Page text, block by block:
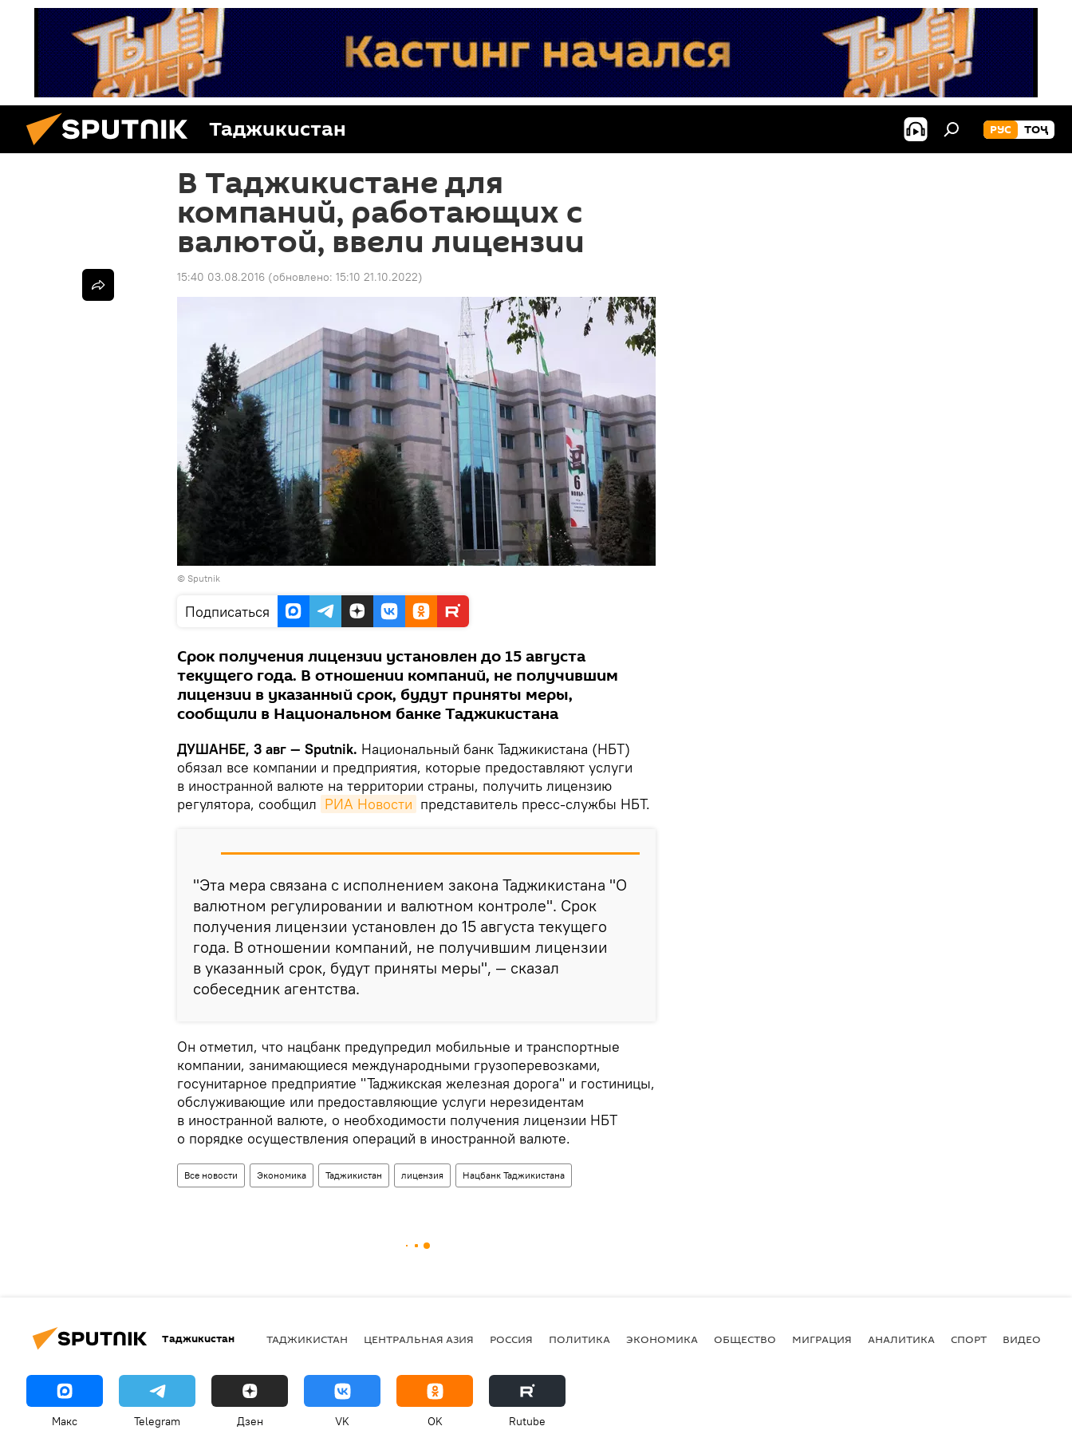
Таджикистан РУС ТОҶ
В Таджикистане для
компаний, работающих с
валютой, ввели лицензии
15:40 03.08.2016 (обновлено: 15:10 21.10.2022)
© Sputnik
Подписаться
Срок получения лицензии установлен до 15 августа
текущего года. В отношении компаний, не получившим
лицензии в указанный срок, будут приняты меры,
сообщили в Национальном банке Таджикистана
ДУШАНБЕ, 3 авг — Sputnik. Национальный банк Таджикистана (НБТ)
обязал все компании и предприятия, которые предоставляют услуги
в иностранной валюте на территории страны, получить лицензию
регулятора, сообщил РИА Новости представитель пресс-службы НБТ.
"Эта мера связана с исполнением закона Таджикистана "О
валютном регулировании и валютном контроле". Срок
получения лицензии установлен до 15 августа текущего
года. В отношении компаний, не получившим лицензии
в указанный срок, будут приняты меры", — сказал
собеседник агентства.
Он отметил, что нацбанк предупредил мобильные и транспортные
компании, занимающиеся международными грузоперевозками,
госунитарное предприятие "Таджикская железная дорога" и гостиницы,
обслуживающие или предоставляющие услуги нерезидентам
в иностранной валюте, о необходимости получения лицензии НБТ
о порядке осуществления операций в иностранной валюте.
Все новости Экономика Таджикистан лицензия Нацбанк Таджикистана
Таджикистан ТАДЖИКИСТАН ЦЕНТРАЛЬНАЯ АЗИЯ РОССИЯ ПОЛИТИКА ЭКОНОМИКА ОБЩЕСТВО МИГРАЦИЯ АНАЛИТИКА СПОРТ ВИДЕО
Макс Telegram Дзен VK OK Rutube